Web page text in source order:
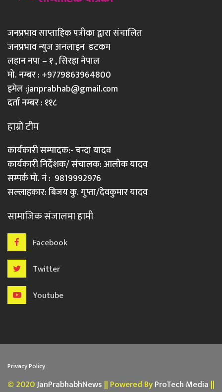
जनप्रभाव साप्ताहिक पत्रीका द्वारा संचालित
जनप्रभाव न्युज अनलाइन डटकम
लहान नपा – १ , सिरहा नेपाल
मो. नम्बर : +9779863964800
इमेल :janprabhab@gmail.com
दर्ता नम्बर : ११८
हाम्रो टीम
कार्यकारी सम्पादक:- चन्दा यादव
कार्यकारी निर्देशक/ संचालक: आलोक यादव
सम्पर्क मो. नं : 9819992976
सल्लाहकार: बिजय कु. गुप्ता/देवकुमार यादव
सामाजिक संजालमा हामी
Facebook
Twitter
Youtube
Privacy Policy
© 2020JanPrabhabhNews || Powered ByProTech Media ||